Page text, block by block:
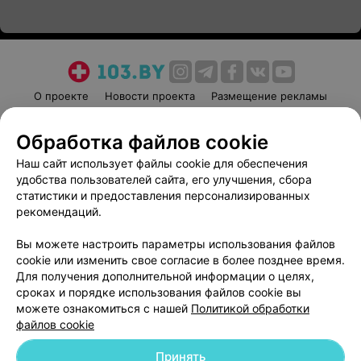
О проекте Новости проекта
Размещение рекламы
Пользовательское соглашение
Способы оплаты
Вакансии
Партнеры
Написать руководителю 103.by
Обработка персональных данных
Обработка файлов cookie
Наш сайт использует файлы cookie для обеспечения
удобства пользователей сайта, его улучшения, сбора
статистики и предоставления персонализированных
рекомендаций.
Вы можете настроить параметры использования файлов
cookie или изменить свое согласие в более позднее время.
Для получения дополнительной информации о целях,
сроках и порядке использования файлов cookie вы
можете ознакомиться с нашей Политикой обработки
файлов cookie
Принять